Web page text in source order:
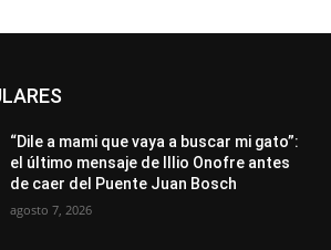
“Dile a mami que vaya a buscar mi gato”:
el último mensaje de Illio Onofre antes
de caer del Puente Juan Bosch
agosto 7, 2026